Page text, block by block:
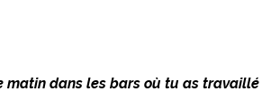
matin dans les bars où tu as travaillé